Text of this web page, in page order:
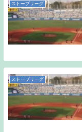
ストーブリーグ
ストーブリーグ